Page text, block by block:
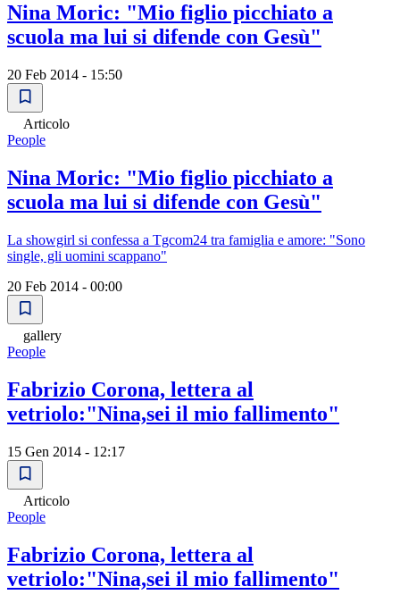
Nina Moric: "Mio figlio picchiato a
scuola ma lui si difende con Gesù"
20 Feb 2014 - 15:50
Articolo
People
Nina Moric: "Mio figlio picchiato a
scuola ma lui si difende con Gesù"
La showgirl si confessa a Tgcom24 tra famiglia e amore: "Sono
single, gli uomini scappano"
20 Feb 2014 - 00:00
gallery
People
Fabrizio Corona, lettera al
vetriolo:"Nina,sei il mio fallimento"
15 Gen 2014 - 12:17
Articolo
People
Fabrizio Corona, lettera al
vetriolo:"Nina,sei il mio fallimento"